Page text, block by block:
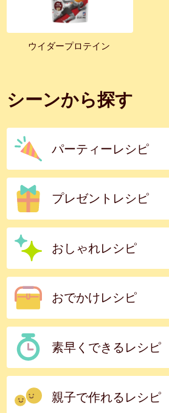
ウイダープロテイン
シーンから探す
パーティーレシピ
プレゼントレシピ
おしゃれレシピ
おでかけレシピ
素早くできるレシピ
親子で作れるレシピ